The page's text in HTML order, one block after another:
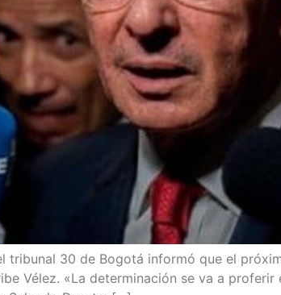
tri­bu­nal 30 de Bogo­tá infor­mó que el
Vélez. «La deter­mi­na­ción se va a